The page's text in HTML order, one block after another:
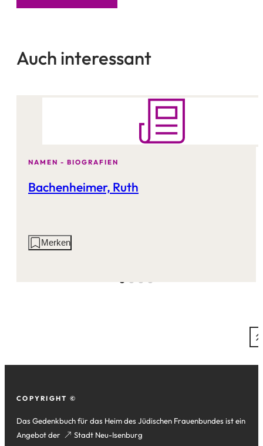
Auch interessant
NAMEN - BIOGRAFIEN
Bachenheimer, Ruth
AktionenMerken
Fußzeile
COPYRIGHT ©
Das Gedenkbuch für das Heim des Jüdischen Frauenbundes ist ein
Angebot der
Stadt Neu-Isenburg
(Öffnet